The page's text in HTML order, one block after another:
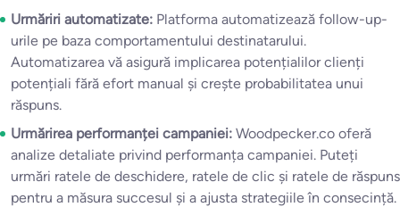
Urmăriri automatizate: Platforma automatizează follow-up-
urile pe baza comportamentului destinatarului.
Automatizarea vă asigură implicarea potențialilor clienți
potențiali fără efort manual și crește probabilitatea unui
răspuns.
Urmărirea performanței campaniei: Woodpecker.co oferă
analize detaliate privind performanța campaniei. Puteți
urmări ratele de deschidere, ratele de clic și ratele de răspuns
pentru a măsura succesul și a ajusta strategiile în consecință.